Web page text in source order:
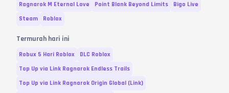
Ragnarok M Eternal Love
Point Blank Beyond Limits
Bigo Live
Steam
Roblox
Termurah hari ini
Robux 5 Hari Roblox
DLC Roblox
Top Up via Link Ragnarok Endless Trails
Top Up via Link Ragnarok Origin Global (Link)